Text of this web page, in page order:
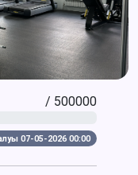
/ 500000
07-05-2026 00:00